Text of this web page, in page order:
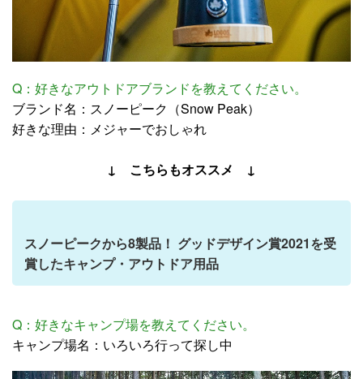
Q：好きなアウトドアブランドを教えてください。
ブランド名：スノーピーク（Snow Peak）
好きな理由：メジャーでおしゃれ
↓ こちらもオススメ ↓
スノーピークから8製品！ グッドデザイン賞2021を受
賞したキャンプ・アウトドア用品
Q：好きなキャンプ場を教えてください。
キャンプ場名：いろいろ行って探し中